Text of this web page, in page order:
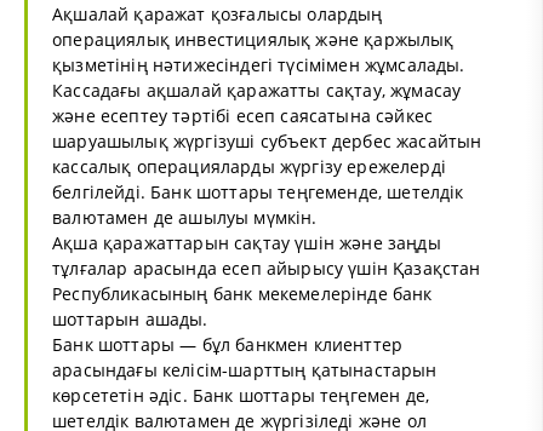
Ақшалай қаражат қозғалысы олардың
операциялық инвестициялық және қаржылық
қызметінің нәтижесіндегі түсімімен жұмсалады.
Кассадағы ақшалай қаражатты сақтау, жұмасау
және есептеу тәртібі есеп саясатына сәйкес
шаруашылық жүргізуші субъект дербес жасайтын
кассалық операцияларды жүргізу ережелерді
белгілейді. Банк шоттары теңгеменде, шетелдік
валютамен де ашылуы мүмкін.
Ақша қаражаттарын сақтау үшін және заңды
тұлғалар арасында есеп айырысу үшін Қазақстан
Республикасының банк мекемелерінде банк
шоттарын ашады.
Банк шоттары — бұл банкмен клиенттер
арасындағы келісім-шарттың қатынастарын
көрсететін әдіс. Банк шоттары теңгемен де,
шетелдік валютамен де жүргізіледі және ол